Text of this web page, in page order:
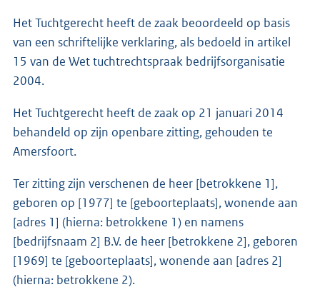
Het Tuchtgerecht heeft de zaak beoordeeld op basis
van een schriftelijke verklaring, als bedoeld in artikel
15 van de Wet tuchtrechtspraak bedrijfsorganisatie
2004.
Het Tuchtgerecht heeft de zaak op 21 januari 2014
behandeld op zijn openbare zitting, gehouden te
Amersfoort.
Ter zitting zijn verschenen de heer [betrokkene 1],
geboren op [1977] te [geboorteplaats], wonende aan
[adres 1] (hierna: betrokkene 1) en namens
[bedrijfsnaam 2] B.V. de heer [betrokkene 2], geboren
[1969] te [geboorteplaats], wonende aan [adres 2]
(hierna: betrokkene 2).